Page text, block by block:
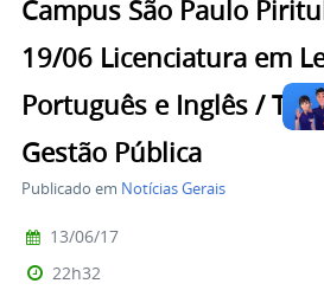
Campus São Paulo
19/06 Licenciatura em
Português e Inglês /
Gestão Pública
Publicado em Notícias Gerais
13/06/17
22h32